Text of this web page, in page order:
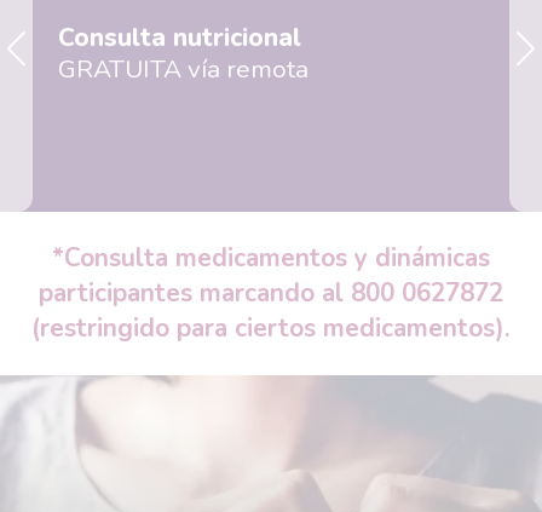
Consulta nutricional
GRATUITA vía remota
*Consulta medicamentos y dinámicas
participantes marcando al 800 0627872
(restringido para ciertos medicamentos).